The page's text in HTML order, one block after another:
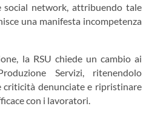
social network, attribuendo tale
una manifesta incompetenza
la RSU chiede un cambio ai
Servizi, ritenendolo
criticità denunciate e ripristinare
con i lavoratori.